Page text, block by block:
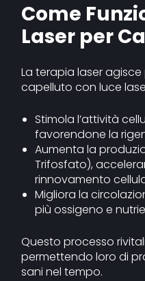
Come
Laser per
La terapia laser
capelluto con luce
Stimola l’attività
favorendone la
Aumenta la
Trifosfato),
rinnovamento
Migliora la
più ossigeno e
Questo processo
permettendo loro di
sani nel tempo.